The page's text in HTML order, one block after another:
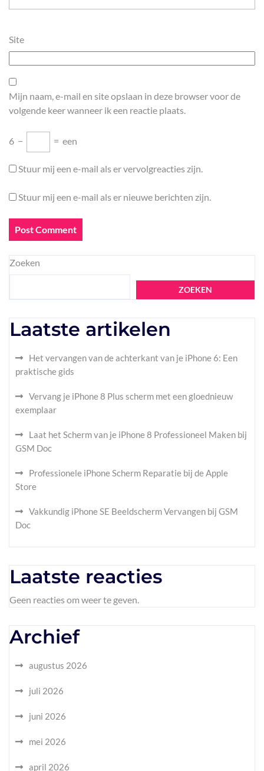
Site
Mijn naam, e-mail en site opslaan in deze browser voor de
volgende keer wanneer ik een reactie plaats.
6 − = een
Stuur mij een e-mail als er vervolgreacties zijn.
Stuur mij een e-mail als er nieuwe berichten zijn.
Zoeken
ZOEKEN
Laatste artikelen
Het vervangen van de achterkant van je iPhone 6: Een
praktische gids
Vervang je iPhone 8 Plus scherm met een gloednieuw
exemplaar
Laat het Scherm van je iPhone 8 Professioneel Maken bij
GSM Doc
Professionele iPhone Scherm Reparatie bij de Apple
Store
Vakkundig iPhone SE Beeldscherm Vervangen bij GSM
Doc
Laatste reacties
Geen reacties om weer te geven.
Archief
augustus 2026
juli 2026
juni 2026
mei 2026
april 2026